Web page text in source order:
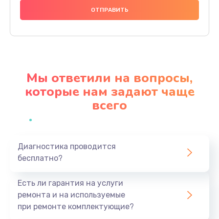
1000 руб.
Заказать
Профилактическая чистка
Заказать
Мы ответили на вопросы,
которые нам задают чаще
всего
Диагностика проводится
бесплатно?
Есть ли гарантия на услуги
ремонта и на используемые
при ремонте комплектующие?